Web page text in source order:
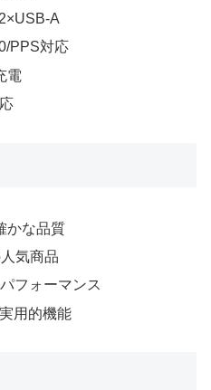
A
PPS対応
電
かな品質
気商品
フォーマンス
用的機能